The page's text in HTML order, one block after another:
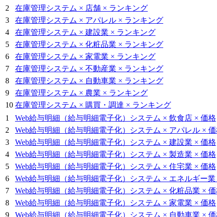
2
在庫管理システム × 店舗 × ランキング
3
在庫管理システム × アパレル × ランキング
4
在庫管理システム × 建設業 × ランキング
5
在庫管理システム × 化粧品業 × ランキング
6
在庫管理システム × 家電業 × ランキング
7
在庫管理システム × 不動産業 × ランキング
8
在庫管理システム × 自動車業 × ランキング
9
在庫管理システム × 農業 × ランキング
10 在庫管理システム × 購買・調達 × ランキング
1
Web給与明細（給与明細電子化）システム × 飲食店 × 価格
2
Web給与明細（給与明細電子化）システム × アパレル ×
3
Web給与明細（給与明細電子化）システム × 建設業 × 価格
4
Web給与明細（給与明細電子化）システム × 製造業 × 価格
5
Web給与明細（給与明細電子化）システム × 住宅業 × 価格
6
Web給与明細（給与明細電子化）システム × エネルギー業
7
Web給与明細（給与明細電子化）システム × 化粧品業 ×
8
Web給与明細（給与明細電子化）システム × 家電業 × 価格
9
Web給与明細（給与明細電子化）システム × 自動車業 ×